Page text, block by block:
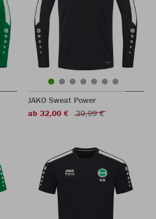
JAKO Sweat Power
ab 32,00 €
39,99 €